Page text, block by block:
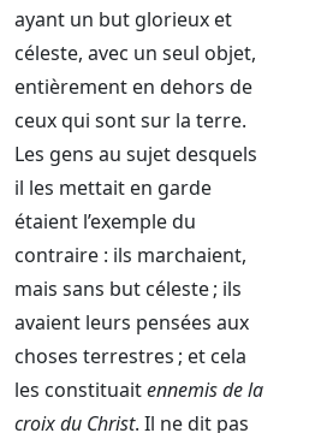
ayant un but glorieux et
céleste, avec un seul objet,
entièrement en dehors de
ceux qui sont sur la terre.
Les gens au sujet desquels
il les mettait en garde
étaient l’exemple du
contraire : ils marchaient,
mais sans but céleste ; ils
avaient leurs pensées aux
choses terrestres ; et cela
les constituaitennemis de la
croix du Christ. Il ne dit pas